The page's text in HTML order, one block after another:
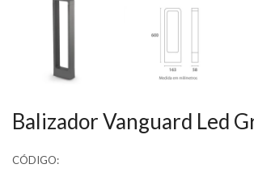
Balizador Vanguard Led
CÓDIGO: